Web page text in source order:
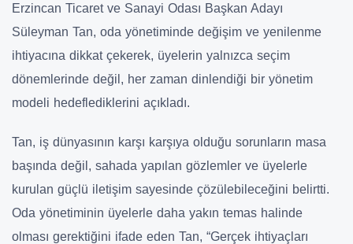
Erzincan Ticaret ve Sanayi Odası Başkan Adayı
Süleyman Tan, oda yönetiminde değişim ve yenilenme
ihtiyacına dikkat çekerek, üyelerin yalnızca seçim
dönemlerinde değil, her zaman dinlendiği bir yönetim
modeli hedeflediklerini açıkladı.
Tan, iş dünyasının karşı karşıya olduğu sorunların masa
başında değil, sahada yapılan gözlemler ve üyelerle
kurulan güçlü iletişim sayesinde çözülebileceğini belirtti.
Oda yönetiminin üyelerle daha yakın temas halinde
olması gerektiğini ifade eden Tan, “Gerçek ihtiyaçları